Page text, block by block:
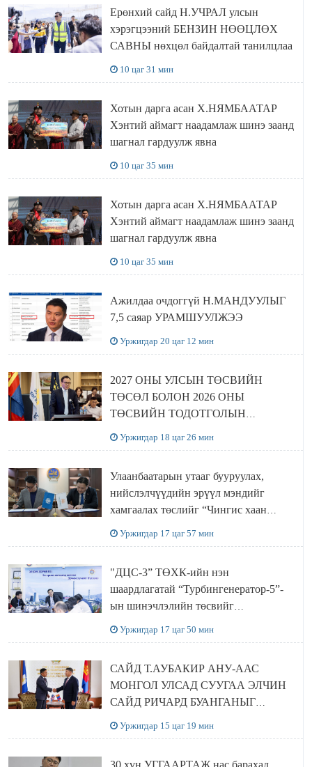
Ерөнхий сайд Н.УЧРАЛ улсын
хэрэгцээний БЕНЗИН НӨӨЦЛӨХ
САВНЫ нөхцөл байдалтай танилцлаа
10 цаг 31 мин
Хотын дарга асан Х.НЯМБААТАР
Хэнтий аймагт наадамлаж шинэ заанд
шагнал гардуулж явна
10 цаг 35 мин
Хотын дарга асан Х.НЯМБААТАР
Хэнтий аймагт наадамлаж шинэ заанд
шагнал гардуулж явна
10 цаг 35 мин
Ажилдаа очдоггүй Н.МАНДУУЛЫГ
7,5 саяар УРАМШУУЛЖЭЭ
Уржигдар 20 цаг 12 мин
2027 ОНЫ УЛСЫН ТӨСВИЙН
ТӨСӨЛ БОЛОН 2026 ОНЫ
ТӨСВИЙН ТОДОТГОЛЫН
Уржигдар 18 цаг 26 мин
Улаанбаатарын утааг бууруулах,
нийслэлчүүдийн эрүүл мэндийг
хамгаалах төслийг “Чингис хаан
Уржигдар 17 цаг 57 мин
"ДЦС-3” ТӨХК-ийн нэн
шаардлагатай “Турбингенератор-5”-
ын шинэчлэлийн төсвийг
Уржигдар 17 цаг 50 мин
САЙД Т.АУБАКИР АНУ-ААС
МОНГОЛ УЛСАД СУУГАА ЭЛЧИН
САЙД РИЧАРД БУАНГАНЫГ
Уржигдар 15 цаг 19 мин
30 хүн УГГААРТАЖ нас барахад